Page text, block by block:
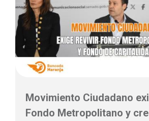
Movimiento Ciudadano
Fondo Metropolitano y